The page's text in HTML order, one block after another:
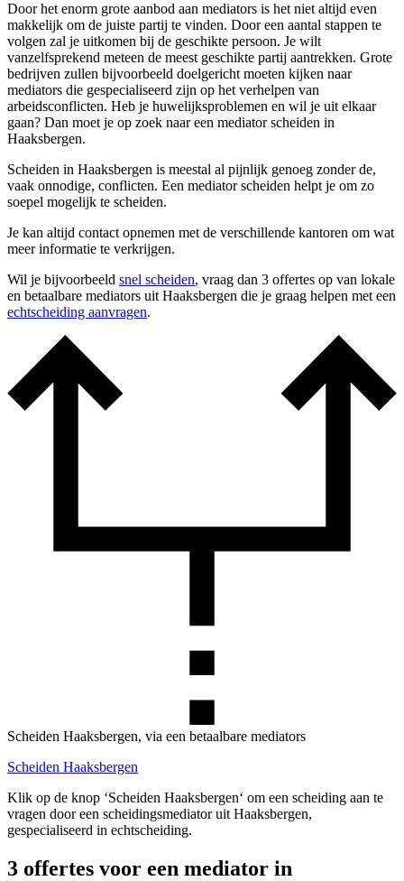
Door het enorm grote aanbod aan mediators is het niet altijd even
makkelijk om de juiste partij te vinden. Door een aantal stappen te
volgen zal je uitkomen bij de geschikte persoon. Je wilt
vanzelfsprekend meteen de meest geschikte partij aantrekken. Grote
bedrijven zullen bijvoorbeeld doelgericht moeten kijken naar
mediators die gespecialiseerd zijn op het verhelpen van
arbeidsconflicten. Heb je huwelijksproblemen en wil je uit elkaar
gaan? Dan moet je op zoek naar een mediator scheiden in
Haaksbergen.
Scheiden in Haaksbergen is meestal al pijnlijk genoeg zonder de,
vaak onnodige, conflicten. Een mediator scheiden helpt je om zo
soepel mogelijk te scheiden.
Je kan altijd contact opnemen met de verschillende kantoren om wat
meer informatie te verkrijgen.
Wil je bijvoorbeeld snel scheiden, vraag dan 3 offertes op van lokale
en betaalbare mediators uit Haaksbergen die je graag helpen met een
echtscheiding aanvragen.
Scheiden Haaksbergen, via een betaalbare mediators
Scheiden Haaksbergen
Klik op de knop ‘Scheiden Haaksbergen‘ om een scheiding aan te
vragen door een scheidingsmediator uit Haaksbergen,
gespecialiseerd in echtscheiding.
3 offertes voor een mediator in